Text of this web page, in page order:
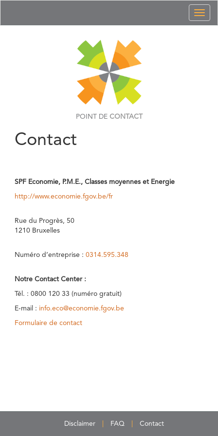
POINT DE CONTACT
Contact
SPF Economie, P.M.E., Classes moyennes et Energie
http://www.economie.fgov.be/fr
Rue du Progrès, 50
1210 Bruxelles
Numéro d’entreprise : 0314.595.348
Notre Contact Center :
Tél. : 0800 120 33 (numéro gratuit)
E-mail : info.eco@economie.fgov.be
Formulaire de contact
Disclaimer FAQ Contact